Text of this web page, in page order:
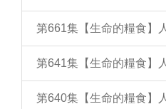
第661集【生命的糧食】
第641集【生命的糧食】
第640集【生命的糧食】